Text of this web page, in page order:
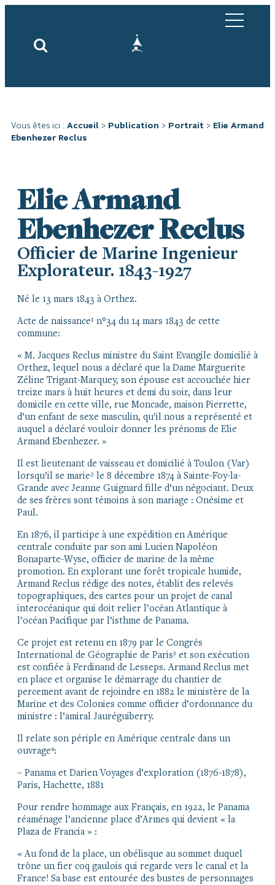
Vous êtes ici : Accueil > Publication > Portrait > Elie Armand
Ebenhezer Reclus
Elie Armand
Ebenhezer Reclus
Officier de Marine Ingenieur
Explorateur. 1843-1927
Né le 13 mars 1843 à Orthez.
Acte de naissance¹ n°34 du 14 mars 1843 de cette
commune:
« M. Jacques Reclus ministre du Saint Evangile domicilié à
Orthez, lequel nous a déclaré que la Dame Marguerite
Zéline Trigant-Marquey, son épouse est accouchée hier
treize mars à huit heures et demi du soir, dans leur
domicile en cette ville, rue Moncade, maison Pierrette,
d’un enfant de sexe masculin, qu’il nous a représenté et
auquel a déclaré vouloir donner les prénoms de Elie
Armand Ebenhezer. »
Il est lieutenant de vaisseau et domicilié à Toulon (Var)
lorsqu’il se marie² le 8 décembre 1874 à Sainte-Foy-la-
Grande avec Jeanne Guignard fille d’un négociant. Deux
de ses frères sont témoins à son mariage : Onésime et
Paul.
En 1876, il participe à une expédition en Amérique
centrale conduite par son ami Lucien Napoléon
Bonaparte-Wyse, officier de marine de la même
promotion. En explorant une forêt tropicale humide,
Armand Reclus rédige des notes, établit des relevés
topographiques, des cartes pour un projet de canal
interocéanique qui doit relier l’océan Atlantique à
l’océan Pacifique par l’isthme de Panama.
Ce projet est retenu en 1879 par le Congrés
International de Géographie de Paris³ et son exécution
est confiée à Ferdinand de Lesseps. Armand Reclus met
en place et organise le démarrage du chantier de
percement avant de rejoindre en 1882 le ministère de la
Marine et des Colonies comme officier d’ordonnance du
ministre : l’amiral Jauréguiberry.
Il relate son périple en Amérique centrale dans un
ouvrage⁴:
– Panama et Darien Voyages d’exploration (1876-1878),
Paris, Hachette, 1881
Pour rendre hommage aux Français, en 1922, le Panama
réaménage l’ancienne place d’Armes qui devient « la
Plaza de Francia » :
« Au fond de la place, un obélisque au sommet duquel
trône un fier coq gaulois qui regarde vers le canal et la
France! Sa base est entourée des bustes de personnages